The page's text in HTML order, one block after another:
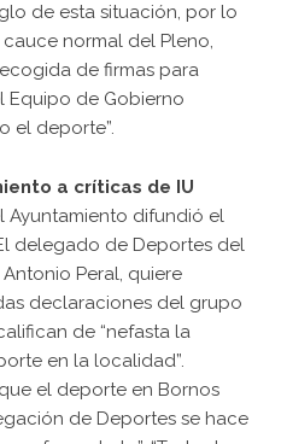
de esta situación, por lo
normal del Pleno,
de firmas para
Equipo de Gobierno
el deporte”.
a críticas de IU
Ayuntamiento difundió el
delegado de Deportes del
Peral, quiere
declaraciones del grupo
de “nefasta la
en la localidad”.
el deporte en Bornos
de Deportes se hace